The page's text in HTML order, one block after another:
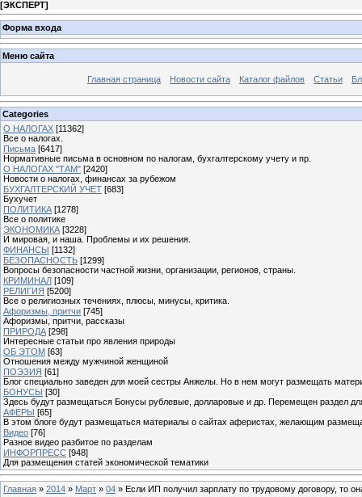
[ЭКСПЕРТ]
Форма входа
Меню сайта
Главная страница Новости сайта Каталог файлов Статьи
Categories
О НАЛОГАХ [11362]
Все о налогах.
Письма [6417]
Нормативные письма в основном по налогам, бухгалтерскому учету и пр.
О НАЛОГАХ "ТАМ" [2420]
Новости о налогах, финансах за рубежом
БУХГАЛТЕРСКИЙ УЧЕТ [683]
Бухучет
ПОЛИТИКА [1278]
Все о политике
ЭКОНОМИКА [3228]
И мировая, и наша. Проблемы и их решения.
ФИНАНСЫ [1132]
БЕЗОПАСНОСТЬ [1299]
Вопросы безопасности частной жизни, организации, регионов, страны.
КРИМИНАЛ [109]
РЕЛИГИЯ [5200]
Все о религиозных течениях, плюсы, минусы, критика.
Афоризмы, притчи [745]
Афоризмы, притчи, рассказы
ПРИРОДА [298]
Интересные статьи про явления природы
ОБ ЭТОМ [63]
Отношения между мужчиной женщиной
ПОЭЗИЯ [61]
Блог специально заведен для моей сестры Анжелы. Но в нем могут размещать
БОНУСЫ [30]
Здесь будут размещаться Бонусы рублевые, долларовые и др. Перемещен раздел
АФЕРЫ [65]
В этом блоге будут размещаться материалы о сайтах аферистах, желающим
Видео [76]
Разное видео разбитое по разделам
ИНФОРПРЕСС [948]
Для размещения статей экономической тематики
Главная » 2014 » Март » 04 » Если ИП получил зарплату по трудовому договору, то